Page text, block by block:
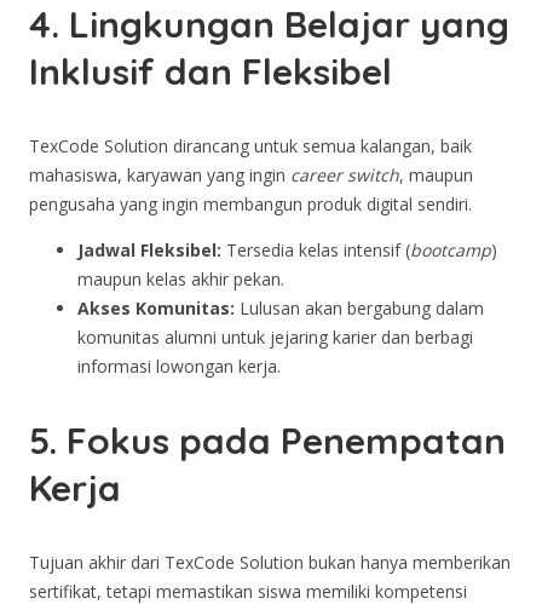
4. Lingkungan Belajar yang
Inklusif dan Fleksibel
TexCode Solution dirancang untuk semua kalangan, baik
mahasiswa, karyawan yang ingin career switch, maupun
pengusaha yang ingin membangun produk digital sendiri.
Jadwal Fleksibel: Tersedia kelas intensif (bootcamp)
maupun kelas akhir pekan.
Akses Komunitas: Lulusan akan bergabung dalam
komunitas alumni untuk jejaring karier dan berbagi
informasi lowongan kerja.
5. Fokus pada Penempatan
Kerja
Tujuan akhir dari TexCode Solution bukan hanya memberikan
sertifikat, tetapi memastikan siswa memiliki kompetensi